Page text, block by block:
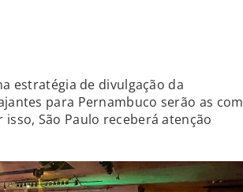
estratégia de divulgação da
para Pernambuco serão as com
São Paulo receberá atenção